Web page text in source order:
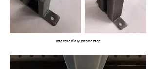
Intermediary connector.